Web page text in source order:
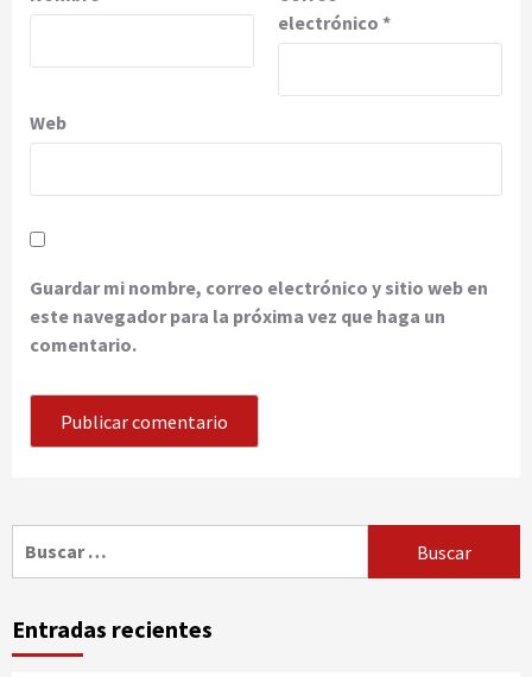
electrónico *
Web
Guardar mi nombre, correo electrónico y sitio web en
este navegador para la próxima vez que haga un
comentario.
Entradas recientes